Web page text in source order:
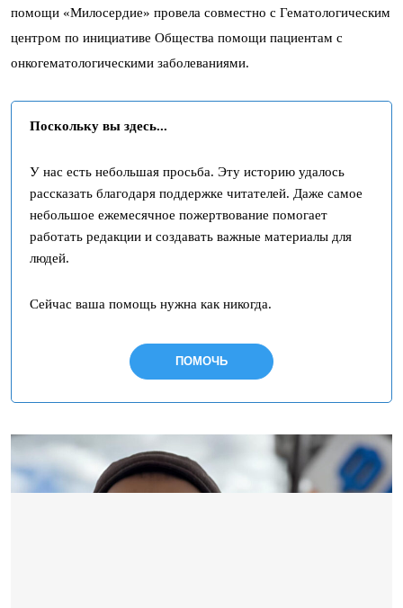
помощи «Милосердие» провела совместно с Гематологическим
центром по инициативе Общества помощи пациентам с
онкогематологическими заболеваниями.
Поскольку вы здесь...
У нас есть небольшая просьба. Эту историю удалось
рассказать благодаря поддержке читателей. Даже самое
небольшое ежемесячное пожертвование помогает
работать редакции и создавать важные материалы для
людей.
Сейчас ваша помощь нужна как никогда.
ПОМОЧЬ